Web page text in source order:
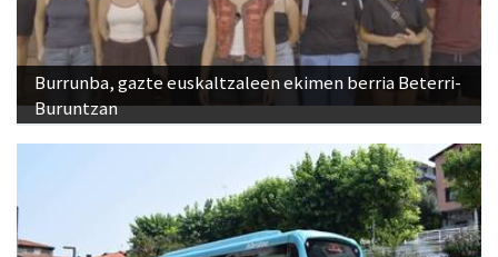
Burrunba, gazte euskaltzaleen ekimen berria Beterri-